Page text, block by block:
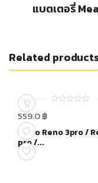
แบตเตอรี่
Related
5
559.0฿
Oppo Reno 3pro /
pro /...